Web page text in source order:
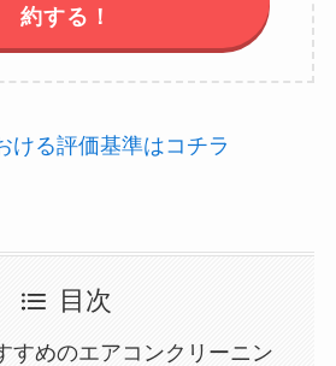
約する！
ける評価基準はコチラ
目次
すめのエアコンクリーニン